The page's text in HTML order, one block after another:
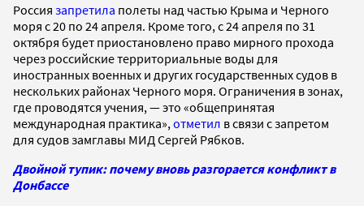
Россия запретила полеты над частью Крыма и Черного
моря с 20 по 24 апреля. Кроме того, с 24 апреля по 31
октября будет приостановлено право мирного прохода
через российские территориальные воды для
иностранных военных и других государственных судов в
нескольких районах Черного моря. Ограничения в зонах,
где проводятся учения, — это «общепринятая
международная практика», отметил в связи с запретом
для судов замглавы МИД Сергей Рябков.
Двойной тупик: почему вновь разгорается конфликт в
Донбассе